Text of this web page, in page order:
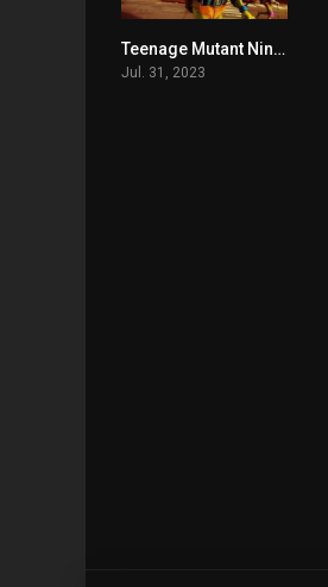
7.7Teenage Mutant Ninja Turtles: Mutant Mayhem
Jul. 31, 2023